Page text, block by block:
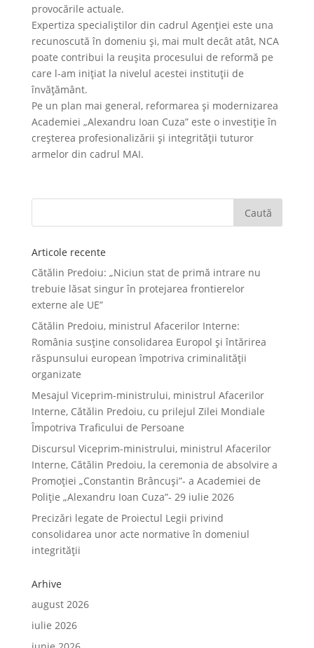
provocările actuale.
Expertiza specialiștilor din cadrul Agenției este una
recunoscută în domeniu și, mai mult decât atât, NCA
poate contribui la reușita procesului de reformă pe
care l-am inițiat la nivelul acestei instituții de
învățământ.
Pe un plan mai general, reformarea și modernizarea
Academiei „Alexandru Ioan Cuza” este o investiție în
creșterea profesionalizării și integrității tuturor
armelor din cadrul MAI.
Articole recente
Cătălin Predoiu: „Niciun stat de primă intrare nu
trebuie lăsat singur în protejarea frontierelor
externe ale UE”
Cătălin Predoiu, ministrul Afacerilor Interne:
România susține consolidarea Europol și întărirea
răspunsului european împotriva criminalității
organizate
Mesajul Viceprim-ministrului, ministrul Afacerilor
Interne, Cătălin Predoiu, cu prilejul Zilei Mondiale
Împotriva Traficului de Persoane
Discursul Viceprim-ministrului, ministrul Afacerilor
Interne, Cătălin Predoiu, la ceremonia de absolvire a
Promoției „Constantin Brâncuși”- a Academiei de
Poliție „Alexandru Ioan Cuza”- 29 iulie 2026
Precizări legate de Proiectul Legii privind
consolidarea unor acte normative în domeniul
integrității
Arhive
august 2026
iulie 2026